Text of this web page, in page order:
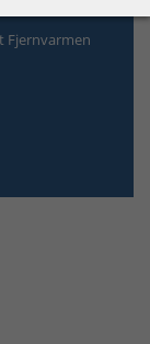
Fjernvarmen